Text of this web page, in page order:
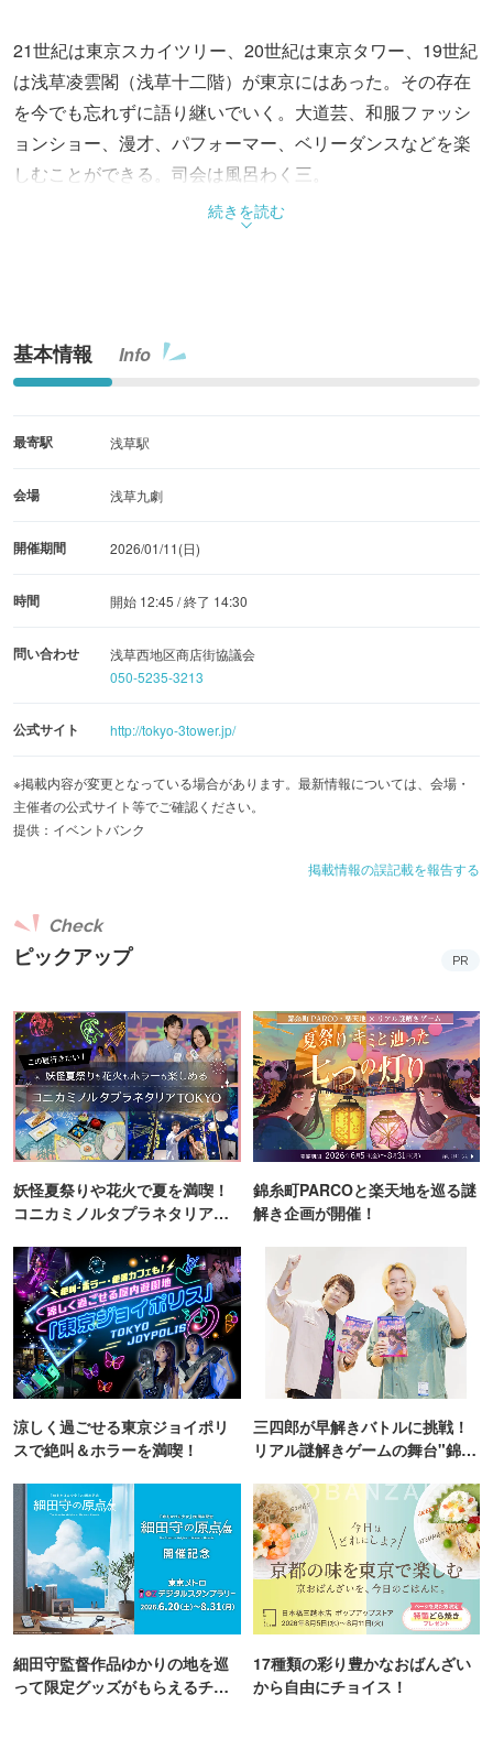
21世紀は東京スカイツリー、20世紀は東京タワー、19世紀
は浅草凌雲閣（浅草十二階）が東京にはあった。その存在
を今でも忘れずに語り継いでいく。大道芸、和服ファッシ
ョンショー、漫才、パフォーマー、ベリーダンスなどを楽
しむことができる。司会は風呂わく三。
続きを読む
基本情報 Info
最寄駅 浅草駅
会場 浅草九劇
開催期間 2026/01/11(日)
時間 開始 12:45 / 終了 14:30
問い合わせ
浅草西地区商店街協議会
050-5235-3213
公式サイト http://tokyo-3tower.jp/
※掲載内容が変更となっている場合があります。最新情報については、会場・
主催者の公式サイト等でご確認ください。
提供：イベントバンク
掲載情報の誤記載を報告する
ピックアップ
Check
PR
妖怪夏祭りや花火で夏を満喫！
コニカミノルタプラネタリア
錦糸町PARCOと楽天地を巡る謎
解き企画が開催！
涼しく過ごせる東京ジョイポリ
スで絶叫＆ホラーを満喫！
三四郎が早解きバトルに挑戦！
リアル謎解きゲームの舞台"錦糸
細田守監督作品ゆかりの地を巡
って限定グッズがもらえるチャ
17種類の彩り豊かなおばんざい
から自由にチョイス！